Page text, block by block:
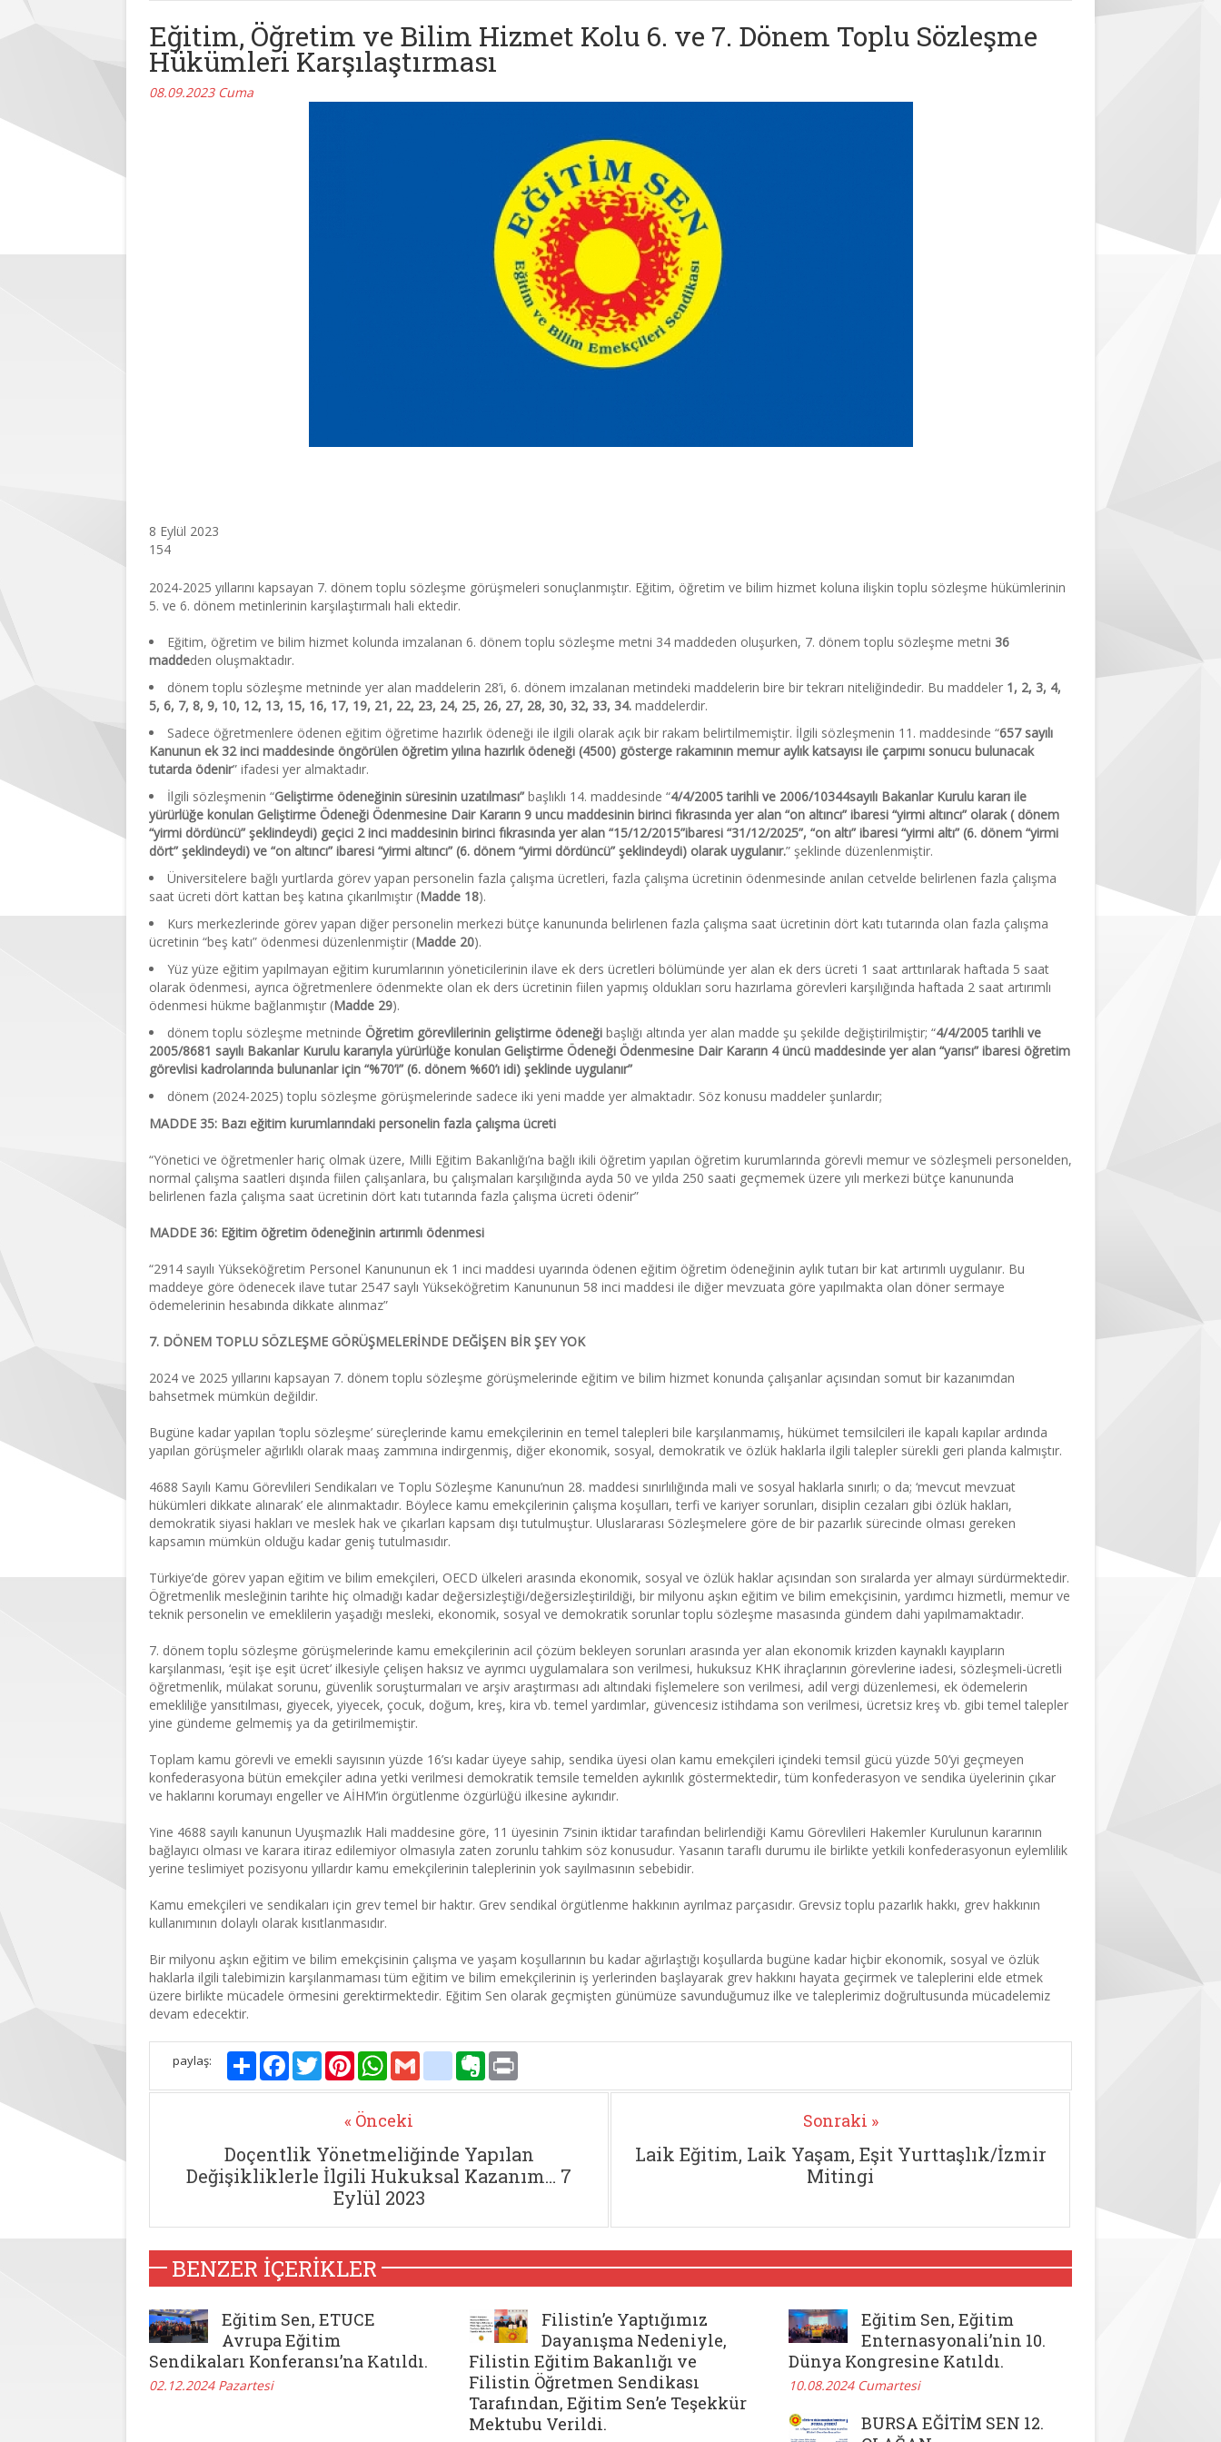
Eğitim, Öğretim ve Bilim Hizmet Kolu 6. ve 7. Dönem Toplu Sözleşme
Hükümleri Karşılaştırması
08.09.2023 Cuma
8 Eylül 2023
154
2024-2025 yıllarını kapsayan 7. dönem toplu sözleşme görüşmeleri sonuçlanmıştır. Eğitim, öğretim ve bilim hizmet koluna ilişkin toplu sözleşme hükümlerinin
5. ve 6. dönem metinlerinin karşılaştırmalı hali ektedir.
Eğitim, öğretim ve bilim hizmet kolunda imzalanan 6. dönem toplu sözleşme metni 34 maddeden oluşurken, 7. dönem toplu sözleşme metni 36
maddeden oluşmaktadır.
dönem toplu sözleşme metninde yer alan maddelerin 28’i, 6. dönem imzalanan metindeki maddelerin bire bir tekrarı niteliğindedir. Bu maddeler 1, 2, 3, 4,
5, 6, 7, 8, 9, 10, 12, 13, 15, 16, 17, 19, 21, 22, 23, 24, 25, 26, 27, 28, 30, 32, 33, 34. maddelerdir.
Sadece öğretmenlere ödenen eğitim öğretime hazırlık ödeneği ile ilgili olarak açık bir rakam belirtilmemiştir. İlgili sözleşmenin 11. maddesinde “657 sayılı
Kanunun ek 32 inci maddesinde öngörülen öğretim yılına hazırlık ödeneği (4500) gösterge rakamının memur aylık katsayısı ile çarpımı sonucu bulunacak
tutarda ödenir” ifadesi yer almaktadır.
İlgili sözleşmenin “Geliştirme ödeneğinin süresinin uzatılması” başlıklı 14. maddesinde “4/4/2005 tarihli ve 2006/10344sayılı Bakanlar Kurulu kararı ile
yürürlüğe konulan Geliştirme Ödeneği Ödenmesine Dair Kararın 9 uncu maddesinin birinci fıkrasında yer alan “on altıncı” ibaresi “yirmi altıncı” olarak ( dönem
“yirmi dördüncü” şeklindeydi) geçici 2 inci maddesinin birinci fıkrasında yer alan “15/12/2015”ibaresi “31/12/2025”, “on altı” ibaresi “yirmi altı” (6. dönem “yirmi
dört” şeklindeydi) ve “on altıncı” ibaresi “yirmi altıncı” (6. dönem “yirmi dördüncü” şeklindeydi) olarak uygulanır.” şeklinde düzenlenmiştir.
Üniversitelere bağlı yurtlarda görev yapan personelin fazla çalışma ücretleri, fazla çalışma ücretinin ödenmesinde anılan cetvelde belirlenen fazla çalışma
saat ücreti dört kattan beş katına çıkarılmıştır (Madde 18).
Kurs merkezlerinde görev yapan diğer personelin merkezi bütçe kanununda belirlenen fazla çalışma saat ücretinin dört katı tutarında olan fazla çalışma
ücretinin “beş katı” ödenmesi düzenlenmiştir (Madde 20).
Yüz yüze eğitim yapılmayan eğitim kurumlarının yöneticilerinin ilave ek ders ücretleri bölümünde yer alan ek ders ücreti 1 saat arttırılarak haftada 5 saat
olarak ödenmesi, ayrıca öğretmenlere ödenmekte olan ek ders ücretinin fiilen yapmış oldukları soru hazırlama görevleri karşılığında haftada 2 saat artırımlı
ödenmesi hükme bağlanmıştır (Madde 29).
dönem toplu sözleşme metninde Öğretim görevlilerinin geliştirme ödeneği başlığı altında yer alan madde şu şekilde değiştirilmiştir; “4/4/2005 tarihli ve
2005/8681 sayılı Bakanlar Kurulu kararıyla yürürlüğe konulan Geliştirme Ödeneği Ödenmesine Dair Kararın 4 üncü maddesinde yer alan “yarısı” ibaresi öğretim
görevlisi kadrolarında bulunanlar için “%70’i” (6. dönem %60’ı idi) şeklinde uygulanır”
dönem (2024-2025) toplu sözleşme görüşmelerinde sadece iki yeni madde yer almaktadır. Söz konusu maddeler şunlardır;
MADDE 35: Bazı eğitim kurumlarındaki personelin fazla çalışma ücreti
“Yönetici ve öğretmenler hariç olmak üzere, Milli Eğitim Bakanlığı’na bağlı ikili öğretim yapılan öğretim kurumlarında görevli memur ve sözleşmeli personelden,
normal çalışma saatleri dışında fiilen çalışanlara, bu çalışmaları karşılığında ayda 50 ve yılda 250 saati geçmemek üzere yılı merkezi bütçe kanununda
belirlenen fazla çalışma saat ücretinin dört katı tutarında fazla çalışma ücreti ödenir”
MADDE 36: Eğitim öğretim ödeneğinin artırımlı ödenmesi
“2914 sayılı Yükseköğretim Personel Kanununun ek 1 inci maddesi uyarında ödenen eğitim öğretim ödeneğinin aylık tutarı bir kat artırımlı uygulanır. Bu
maddeye göre ödenecek ilave tutar 2547 saylı Yükseköğretim Kanununun 58 inci maddesi ile diğer mevzuata göre yapılmakta olan döner sermaye
ödemelerinin hesabında dikkate alınmaz”
7. DÖNEM TOPLU SÖZLEŞME GÖRÜŞMELERİNDE DEĞİŞEN BİR ŞEY YOK
2024 ve 2025 yıllarını kapsayan 7. dönem toplu sözleşme görüşmelerinde eğitim ve bilim hizmet konunda çalışanlar açısından somut bir kazanımdan
bahsetmek mümkün değildir.
Bugüne kadar yapılan ‘toplu sözleşme’ süreçlerinde kamu emekçilerinin en temel talepleri bile karşılanmamış, hükümet temsilcileri ile kapalı kapılar ardında
yapılan görüşmeler ağırlıklı olarak maaş zammına indirgenmiş, diğer ekonomik, sosyal, demokratik ve özlük haklarla ilgili talepler sürekli geri planda kalmıştır.
4688 Sayılı Kamu Görevlileri Sendikaları ve Toplu Sözleşme Kanunu’nun 28. maddesi sınırlılığında mali ve sosyal haklarla sınırlı; o da; ‘mevcut mevzuat
hükümleri dikkate alınarak’ ele alınmaktadır. Böylece kamu emekçilerinin çalışma koşulları, terfi ve kariyer sorunları, disiplin cezaları gibi özlük hakları,
demokratik siyasi hakları ve meslek hak ve çıkarları kapsam dışı tutulmuştur. Uluslararası Sözleşmelere göre de bir pazarlık sürecinde olması gereken
kapsamın mümkün olduğu kadar geniş tutulmasıdır.
Türkiye’de görev yapan eğitim ve bilim emekçileri, OECD ülkeleri arasında ekonomik, sosyal ve özlük haklar açısından son sıralarda yer almayı sürdürmektedir.
Öğretmenlik mesleğinin tarihte hiç olmadığı kadar değersizleştiği/değersizleştirildiği, bir milyonu aşkın eğitim ve bilim emekçisinin, yardımcı hizmetli, memur ve
teknik personelin ve emeklilerin yaşadığı mesleki, ekonomik, sosyal ve demokratik sorunlar toplu sözleşme masasında gündem dahi yapılmamaktadır.
7. dönem toplu sözleşme görüşmelerinde kamu emekçilerinin acil çözüm bekleyen sorunları arasında yer alan ekonomik krizden kaynaklı kayıpların
karşılanması, ‘eşit işe eşit ücret’ ilkesiyle çelişen haksız ve ayrımcı uygulamalara son verilmesi, hukuksuz KHK ihraçlarının görevlerine iadesi, sözleşmeli-ücretli
öğretmenlik, mülakat sorunu, güvenlik soruşturmaları ve arşiv araştırması adı altındaki fişlemelere son verilmesi, adil vergi düzenlemesi, ek ödemelerin
emekliliğe yansıtılması, giyecek, yiyecek, çocuk, doğum, kreş, kira vb. temel yardımlar, güvencesiz istihdama son verilmesi, ücretsiz kreş vb. gibi temel talepler
yine gündeme gelmemiş ya da getirilmemiştir.
Toplam kamu görevli ve emekli sayısının yüzde 16’sı kadar üyeye sahip, sendika üyesi olan kamu emekçileri içindeki temsil gücü yüzde 50’yi geçmeyen
konfederasyona bütün emekçiler adına yetki verilmesi demokratik temsile temelden aykırılık göstermektedir, tüm konfederasyon ve sendika üyelerinin çıkar
ve haklarını korumayı engeller ve AİHM’in örgütlenme özgürlüğü ilkesine aykırıdır.
Yine 4688 sayılı kanunun Uyuşmazlık Hali maddesine göre, 11 üyesinin 7’sinin iktidar tarafından belirlendiği Kamu Görevlileri Hakemler Kurulunun kararının
bağlayıcı olması ve karara itiraz edilemiyor olmasıyla zaten zorunlu tahkim söz konusudur. Yasanın taraflı durumu ile birlikte yetkili konfederasyonun eylemlilik
yerine teslimiyet pozisyonu yıllardır kamu emekçilerinin taleplerinin yok sayılmasının sebebidir.
Kamu emekçileri ve sendikaları için grev temel bir haktır. Grev sendikal örgütlenme hakkının ayrılmaz parçasıdır. Grevsiz toplu pazarlık hakkı, grev hakkının
kullanımının dolaylı olarak kısıtlanmasıdır.
Bir milyonu aşkın eğitim ve bilim emekçisinin çalışma ve yaşam koşullarının bu kadar ağırlaştığı koşullarda bugüne kadar hiçbir ekonomik, sosyal ve özlük
haklarla ilgili talebimizin karşılanmaması tüm eğitim ve bilim emekçilerinin iş yerlerinden başlayarak grev hakkını hayata geçirmek ve taleplerini elde etmek
üzere birlikte mücadele örmesini gerektirmektedir. Eğitim Sen olarak geçmişten günümüze savunduğumuz ilke ve taleplerimiz doğrultusunda mücadelemiz
devam edecektir.
paylaş: PaylaşFacebook
TwitterPinterestWhatsAppGmail deliciousEvernote
« Önceki
Doçentlik Yönetmeliğinde Yapılan
Değişikliklerle İlgili Hukuksal Kazanım… 7
Eylül 2023
Sonraki »
Laik Eğitim, Laik Yaşam, Eşit Yurttaşlık/İzmir
Mitingi
BENZER İÇERIKLER
Eğitim Sen, ETUCE
Avrupa Eğitim
Sendikaları Konferansı’na Katıldı.
02.12.2024 Pazartesi
Filistin’e Yaptığımız
Dayanışma Nedeniyle,
Filistin Eğitim Bakanlığı ve
Filistin Öğretmen Sendikası
Tarafından, Eğitim Sen’e Teşekkür
Mektubu Verildi.
Eğitim Sen, Eğitim
Enternasyonali’nin 10.
Dünya Kongresine Katıldı.
10.08.2024 Cumartesi
BURSA EĞİTİM SEN 12.